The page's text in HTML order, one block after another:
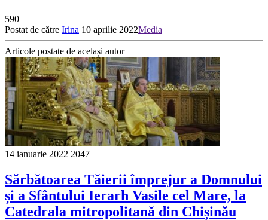
590
Postat de către Irina 10 aprilie 2022Media
Articole postate de același autor
14 ianuarie 2022 2047
Sărbătoarea Tăierii împrejur a Domnului
și a Sfântului Ierarh Vasile cel Mare, la
Catedrala mitropolitană din Chișinău